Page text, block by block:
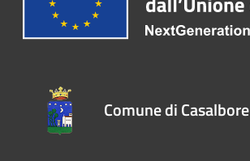
Comune di Casalbore